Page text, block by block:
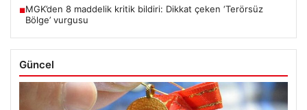
■MGK’den 8 maddelik kritik bildiri: Dikkat çeken ‘Terörsüz
Bölge’ vurgusu
Güncel